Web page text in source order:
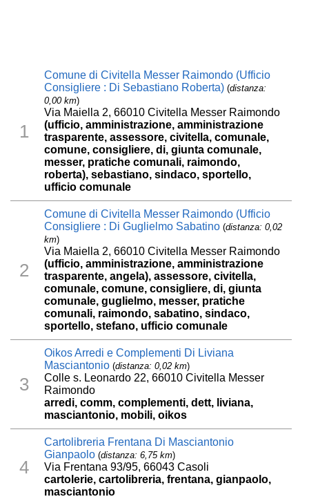
1
Comune di Civitella Messer Raimondo (Ufficio
Consigliere : Di Sebastiano Roberta) (distanza:
0,00 km)
Via Maiella 2, 66010 Civitella Messer Raimondo
(ufficio, amministrazione, amministrazione
trasparente, assessore, civitella, comunale,
comune, consigliere, di, giunta comunale,
messer, pratiche comunali, raimondo,
roberta), sebastiano, sindaco, sportello,
ufficio comunale
2
Comune di Civitella Messer Raimondo (Ufficio
Consigliere : Di Guglielmo Sabatino (distanza: 0,02
km)
Via Maiella 2, 66010 Civitella Messer Raimondo
(ufficio, amministrazione, amministrazione
trasparente, angela), assessore, civitella,
comunale, comune, consigliere, di, giunta
comunale, guglielmo, messer, pratiche
comunali, raimondo, sabatino, sindaco,
sportello, stefano, ufficio comunale
3
Oikos Arredi e Complementi Di Liviana
Masciantonio (distanza: 0,02 km)
Colle s. Leonardo 22, 66010 Civitella Messer
Raimondo
arredi, comm, complementi, dett, liviana,
masciantonio, mobili, oikos
4
Cartolibreria Frentana Di Masciantonio
Gianpaolo (distanza: 6,75 km)
Via Frentana 93/95, 66043 Casoli
cartolerie, cartolibreria, frentana, gianpaolo,
masciantonio